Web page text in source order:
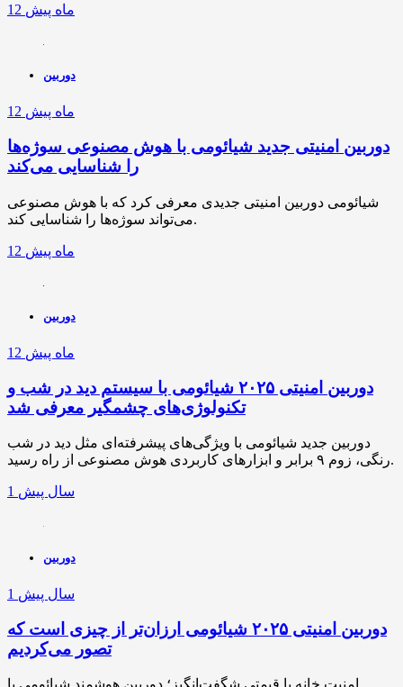
12 ماه پیش
دوربین
12 ماه پیش
دوربین امنیتی جدید شیائومی با هوش مصنوعی سوژه‌ها
را شناسایی می‌کند
شیائومی دوربین امنیتی جدیدی معرفی کرد که با هوش مصنوعی
می‌تواند سوژه‌ها را شناسایی کند.
12 ماه پیش
دوربین
12 ماه پیش
دوربین امنیتی ۲۰۲۵ شیائومی با سیستم دید در شب و
تکنولوژی‌های چشمگیر معرفی شد
دوربین جدید شیائومی با ویژگی‌های پیشرفته‌ای مثل دید در شب
رنگی، زوم ۹ برابر و ابزارهای کاربردی هوش مصنوعی از راه رسید.
1 سال پیش
دوربین
1 سال پیش
دوربین امنیتی ۲۰۲۵ شیائومی ارزان‌تر از چیزی است که
تصور می‌کردیم